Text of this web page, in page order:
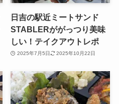
日吉の駅近ミートサンド
STABLERががっつり美味
しい！テイクアウトレポ
2025年7月5日 2025年10月22日